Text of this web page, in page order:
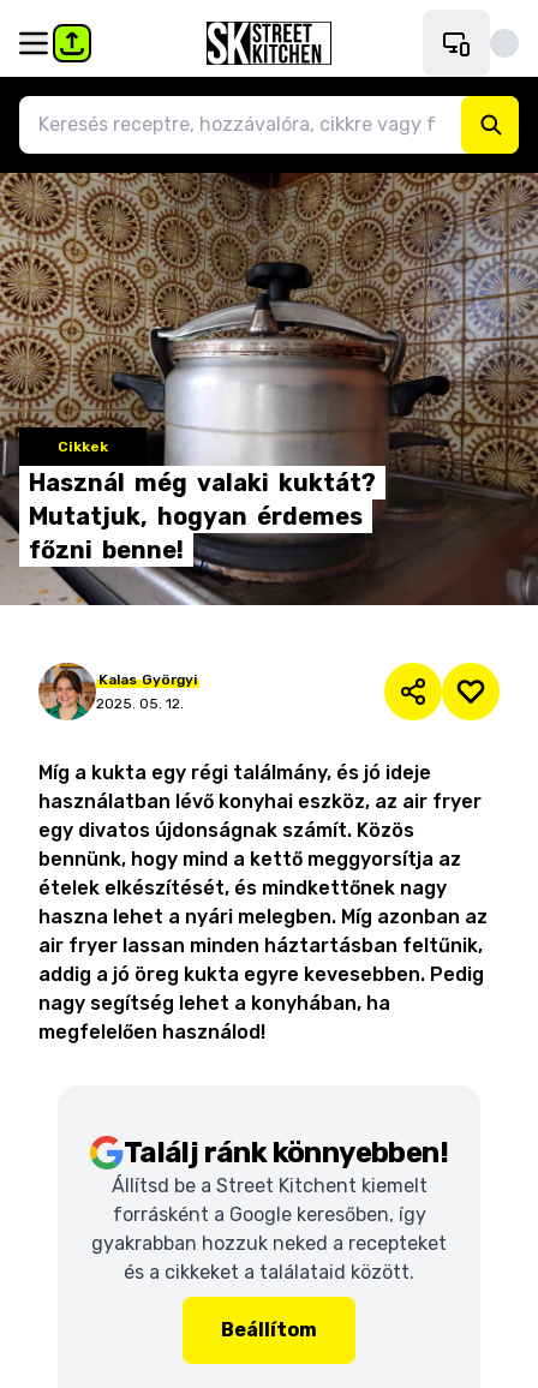
Cikkek
Használ még valaki kuktát?
Mutatjuk, hogyan érdemes
főzni benne!
Kalas Györgyi
2025. 05. 12.
Míg a kukta egy régi találmány, és jó ideje
használatban lévő konyhai eszköz, az air fryer
egy divatos újdonságnak számít. Közös
bennünk, hogy mind a kettő meggyorsítja az
ételek elkészítését, és mindkettőnek nagy
haszna lehet a nyári melegben. Míg azonban az
air fryer lassan minden háztartásban feltűnik,
addig a jó öreg kukta egyre kevesebben. Pedig
nagy segítség lehet a konyhában, ha
megfelelően használod!
Találj ránk könnyebben!
Állítsd be a Street Kitchent kiemelt
forrásként a Google keresőben, így
gyakrabban hozzuk neked a recepteket
és a cikkeket a találataid között.
Beállítom